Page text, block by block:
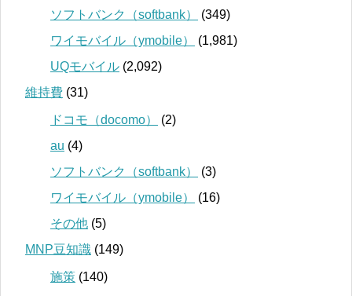
ソフトバンク（softbank）
(349)
ワイモバイル（ymobile）
(1,981)
UQモバイル (2,092)
維持費 (31)
ドコモ（docomo）
(2)
au (4)
ソフトバンク（softbank）
(3)
ワイモバイル（ymobile）
(16)
その他 (5)
MNP豆知識 (149)
施策 (140)